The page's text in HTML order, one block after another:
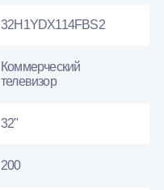
32H1YDX114FBS2
Коммерческий
телевизор
32"
200